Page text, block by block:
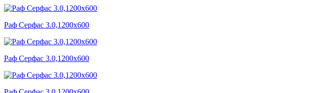
Раф Серфас 3.0,1200x600
Раф Серфас 3.0,1200x600